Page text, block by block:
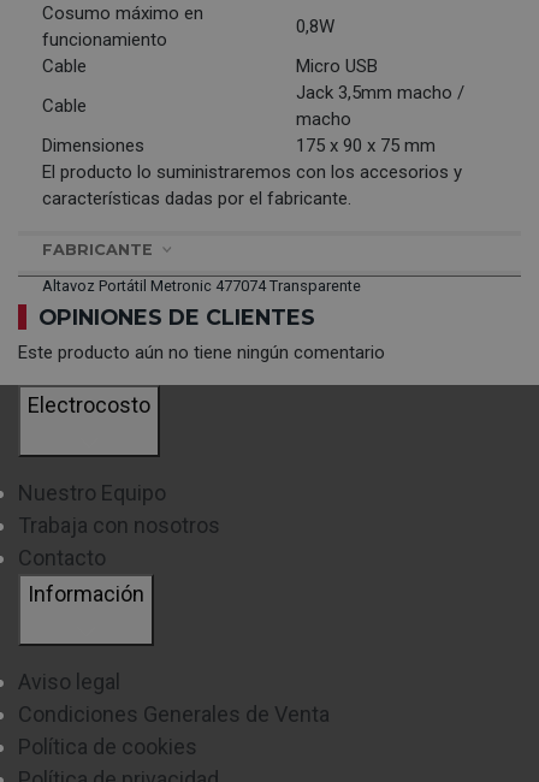
Cosumo máximo en
funcionamiento
0,8W
Cable
Micro USB
Cable
Jack 3,5mm macho /
macho
Dimensiones
175 x 90 x 75 mm
El producto lo suministraremos con los accesorios y
características dadas por el fabricante.
FABRICANTE
Altavoz Portátil Metronic 477074 Transparente
OPINIONES DE CLIENTES
Este producto aún no tiene ningún comentario
Electrocosto
Nuestro Equipo
Trabaja con nosotros
Contacto
Información
Aviso legal
Condiciones Generales de Venta
Política de cookies